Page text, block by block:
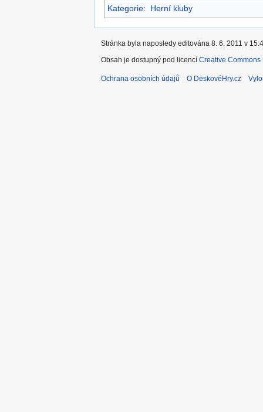
Kategorie: Herní kluby
Stránka byla naposledy editována 8. 6. 2011 v
Obsah je dostupný pod licencí Creative
Ochrana osobních údajů O DeskovéHry.cz